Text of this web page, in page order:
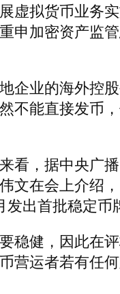
拟货币业务实
申加密资产监
业的海外控股
不能直接发币
，据中央广播
文在会上介绍
出首批稳定
健，因此在评
营运者若有任